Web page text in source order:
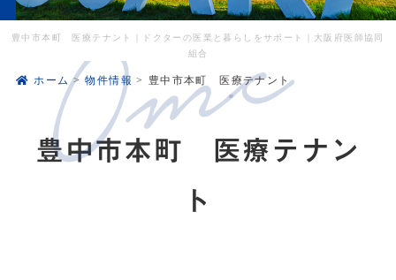
豊中市本町 医療テナント｜ドクターの医業と暮らしをサポート｜大阪府医師協同
組合
ホーム 物件情報 豊中市本町 医療テナント
豊中市本町 医療テナン
ト